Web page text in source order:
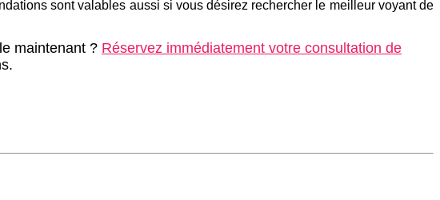
sont valables aussi si vous désirez rechercher le meilleur voyant de
maintenant ? Réservez immédiatement votre consultation de